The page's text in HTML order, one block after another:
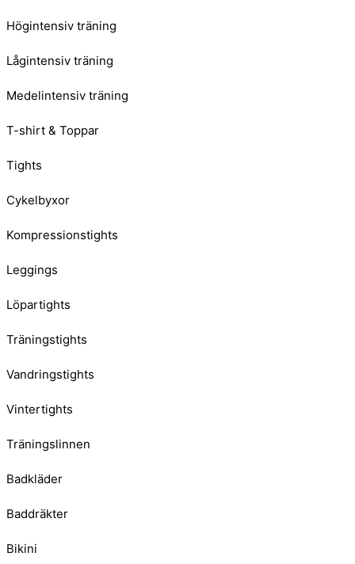
Högintensiv träning
Lågintensiv träning
Medelintensiv träning
T-shirt & Toppar
Tights
Cykelbyxor
Kompressionstights
Leggings
Löpartights
Träningstights
Vandringstights
Vintertights
Träningslinnen
Badkläder
Baddräkter
Bikini